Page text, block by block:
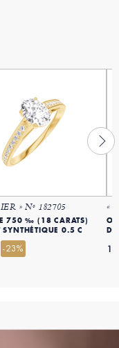
» Nº 182705
750 ‰ (18 CARATS)
0.5 C
-23%
«